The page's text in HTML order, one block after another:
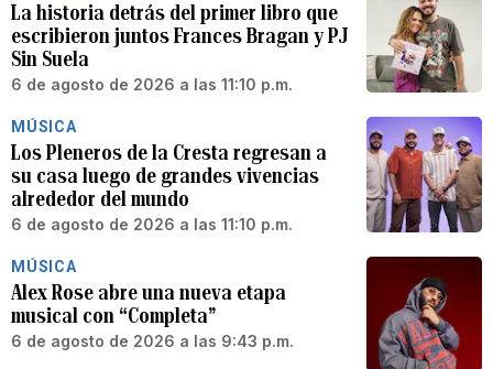
La historia detrás del primer libro que
escribieron juntos Frances Bragan y PJ
Sin Suela
6 de agosto de 2026 a las 11:10 p.m.
MÚSICA
Los Pleneros de la Cresta regresan a
su casa luego de grandes vivencias
alrededor del mundo
6 de agosto de 2026 a las 11:10 p.m.
MÚSICA
Alex Rose abre una nueva etapa
musical con “Completa”
6 de agosto de 2026 a las 9:43 p.m.